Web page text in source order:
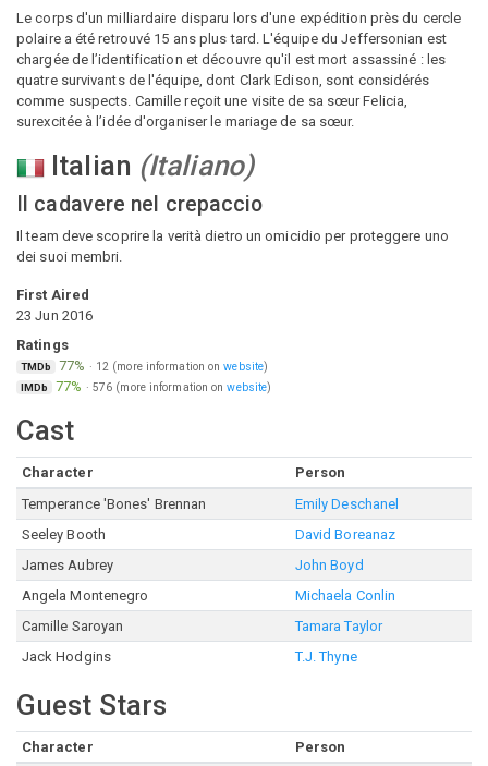
Le corps d'un milliardaire disparu lors d'une expédition près du cercle
polaire a été retrouvé 15 ans plus tard. L'équipe du Jeffersonian est
chargée de l’identification et découvre qu'il est mort assassiné : les
quatre survivants de l'équipe, dont Clark Edison, sont considérés
comme suspects. Camille reçoit une visite de sa sœur Felicia,
surexcitée à l’idée d'organiser le mariage de sa sœur.
Italian (Italiano)
Il cadavere nel crepaccio
Il team deve scoprire la verità dietro un omicidio per proteggere uno
dei suoi membri.
First Aired
23 Jun 2016
Ratings
TMDb 77% · 12 (more information onwebsite)
IMDb 77% · 576 (more information onwebsite)
Cast
Character
Person
Temperance 'Bones' Brennan
Emily Deschanel
Seeley Booth
David Boreanaz
James Aubrey
John Boyd
Angela Montenegro
Michaela Conlin
Camille Saroyan
Tamara Taylor
Jack Hodgins
T.J. Thyne
Guest Stars
Character
Person